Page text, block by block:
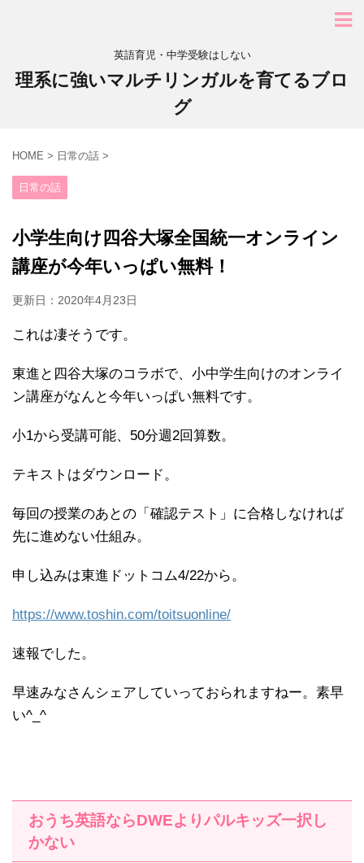
英語育児・中学受験はしない
理系に強いマルチリンガルを育てるブロ
グ
HOME > 日常の話 >
日常の話
小学生向け四谷大塚全国統一オンライン
講座が今年いっぱい無料！
更新日： 2020年4月23日
これは凄そうです。
東進と四谷大塚のコラボで、小中学生向けのオンライ
ン講座がなんと今年いっぱい無料です。
小1から受講可能、50分週2回算数。
テキストはダウンロード。
毎回の授業のあとの「確認テスト」に合格しなければ
先に進めない仕組み。
申し込みは東進ドットコム4/22から。
https://www.toshin.com/toitsuonline/
速報でした。
早速みなさんシェアしていっておられますねー。素早
い^_^
おうち英語ならDWEよりパルキッズ一択し
かない